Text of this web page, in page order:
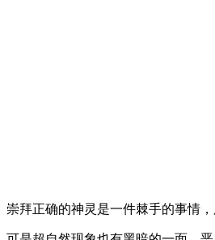
崇拜正确的神灵是一件棘手的事情